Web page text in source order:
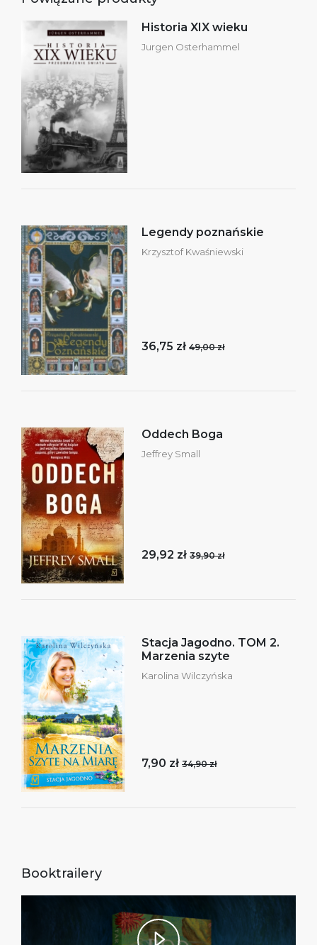
Historia XIX wieku
Jurgen Osterhammel
Legendy poznańskie
Krzysztof Kwaśniewski
36,75 zł 49,00 zł
Oddech Boga
Jeffrey Small
29,92 zł 39,90 zł
Stacja Jagodno. TOM 2.
Marzenia szyte
Karolina Wilczyńska
7,90 zł 34,90 zł
Booktrailery